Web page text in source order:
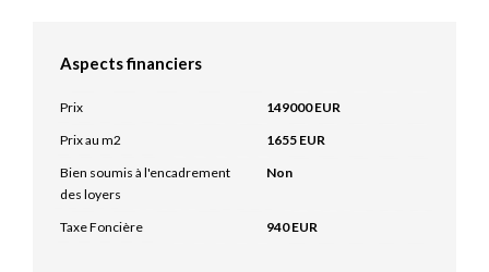
Aspects financiers
Prix
149000 EUR
Prix au m2
1655 EUR
Bien soumis à l'encadrement
des loyers
Non
Taxe Foncière 940 EUR